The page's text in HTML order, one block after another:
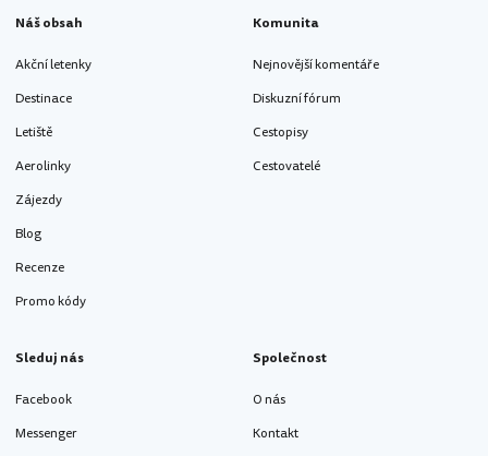
Náš obsah
Akční letenky
Destinace
Letiště
Aerolinky
Zájezdy
Blog
Recenze
Promo kódy
Komunita
Nejnovější komentáře
Diskuzní fórum
Cestopisy
Cestovatelé
Sleduj nás
Facebook
Messenger
Společnost
O nás
Kontakt